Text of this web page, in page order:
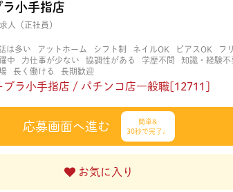
小手指店
人（正社員）
は多い アットホーム シフト制 ネイルOK ピアスOK フ
中 力仕事が少ない 協調性がある 学歴不問 知識・経験不
長く働ける 長期歓迎
プラ小手指店 / パチンコ店一般職[12711]
応募画面へ進む
簡単&
30秒で完了♩
お気に入り